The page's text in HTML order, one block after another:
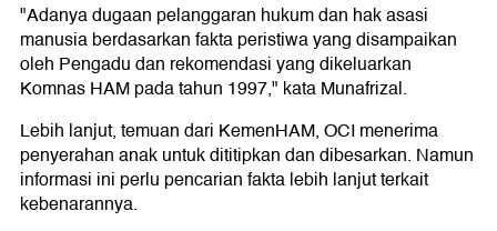
"Adanya dugaan pelanggaran hukum dan hak asasi
manusia berdasarkan fakta peristiwa yang disampaikan
oleh Pengadu dan rekomendasi yang dikeluarkan
Komnas HAM pada tahun 1997," kata Munafrizal.
Lebih lanjut, temuan dari KemenHAM, OCI menerima
penyerahan anak untuk dititipkan dan dibesarkan. Namun
informasi ini perlu pencarian fakta lebih lanjut terkait
kebenarannya.